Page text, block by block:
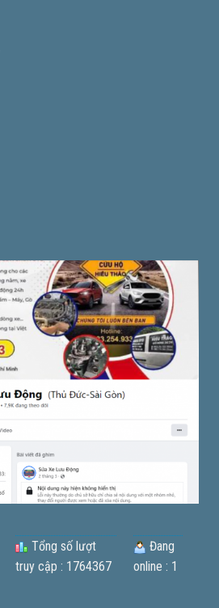
Tổng số lượt
truy cập : 1764367
Đang
online : 1